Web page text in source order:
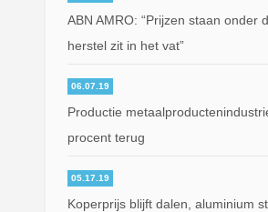
ABN AMRO: “Prijzen staan onder
herstel zit in het vat”
06.07.19
Productie
procent terug
05.17.19
Koperprijs blijft dalen, aluminium